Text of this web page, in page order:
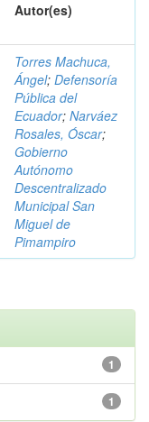
Autor(es)
Torres Machuca,
Ángel; Defensoría
Pública del
Ecuador; Narváez
Rosales, Óscar;
Gobierno
Autónomo
Descentralizado
Municipal San
Miguel de
Pimampiro
1
1